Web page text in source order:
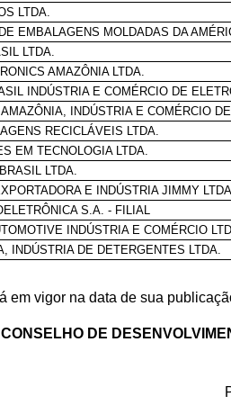
LTDA.
EMBALAGENS MOLDADAS DA
LTDA.
AMAZÔNIA LTDA.
INDÚSTRIA E COMÉRCIO DE
INDÚSTRIA E COMÉRCIO
RECICLÁVEIS LTDA.
EM TECNOLOGIA LTDA.
LTDA.
E INDÚSTRIA JIMMY
S.A. - FILIAL
INDÚSTRIA E COMÉRCIO
INDÚSTRIA DE DETERGENTES LTDA.
em vigor na data de sua
DE